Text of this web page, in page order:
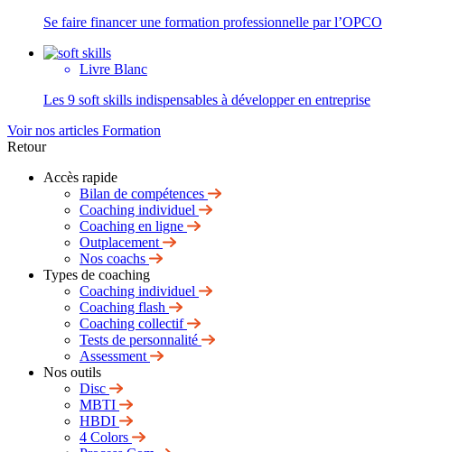
Se faire financer une formation professionnelle par l’OPCO
Livre Blanc
Les 9 soft skills indispensables à développer en entreprise
Voir nos articles Formation
Retour
Accès rapide
Bilan de compétences
Coaching individuel
Coaching en ligne
Outplacement
Nos coachs
Types de coaching
Coaching individuel
Coaching flash
Coaching collectif
Tests de personnalité
Assessment
Nos outils
Disc
MBTI
HBDI
4 Colors